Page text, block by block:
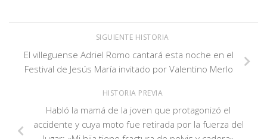
SIGUIENTE HISTORIA
El villeguense Adriel Romo cantará esta noche en el
Festival de Jesús María invitado por Valentino Merlo
HISTORIA PREVIA
Habló la mamá de la joven que protagonizó el
accidente y cuya moto fue retirada por la fuerza del